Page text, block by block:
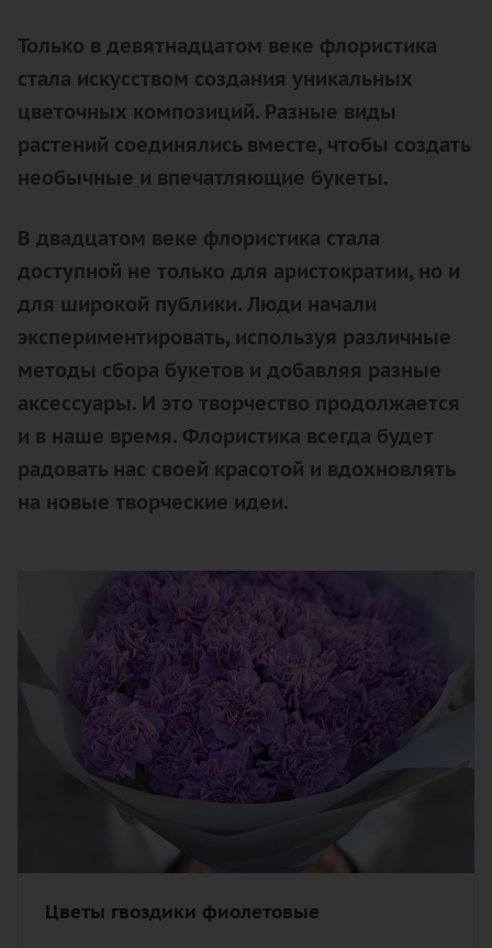
Только в девятнадцатом веке флористика
стала искусством создания уникальных
цветочных композиций. Разные виды
растений соединялись вместе, чтобы создать
необычные и впечатляющие букеты.
В двадцатом веке флористика стала
доступной не только для аристократии, но и
для широкой публики. Люди начали
экспериментировать, используя различные
методы сбора букетов и добавляя разные
аксессуары. И это творчество продолжается
и в наше время. Флористика всегда будет
радовать нас своей красотой и вдохновлять
на новые творческие идеи.
Цветы гвоздики фиолетовые